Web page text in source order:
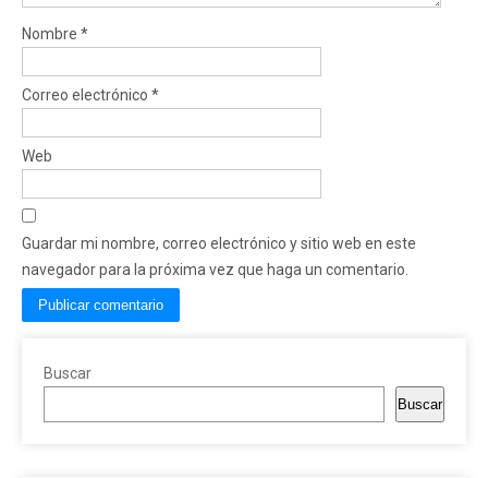
Nombre *
Correo electrónico *
Web
Guardar mi nombre, correo electrónico y sitio web en este
navegador para la próxima vez que haga un comentario.
Buscar
Buscar